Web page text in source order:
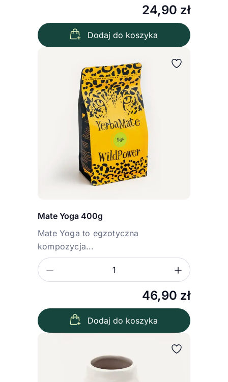
24,90 zł
Dodaj do koszyka
Mate Yoga 400g
Mate Yoga to egzotyczna
kompozycja...
46,90 zł
Zmniejsz ilość
Dodaj do koszyka